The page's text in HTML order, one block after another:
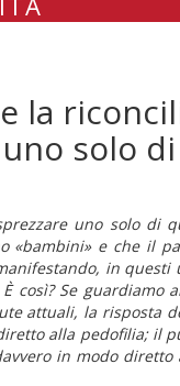
la
solo
uno solo di
«bambini» e che il
in
così? Se
attuali, la risposta
alla pedofilia; il
in modo